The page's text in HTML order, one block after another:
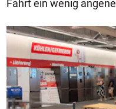
Fahrt ein wenig